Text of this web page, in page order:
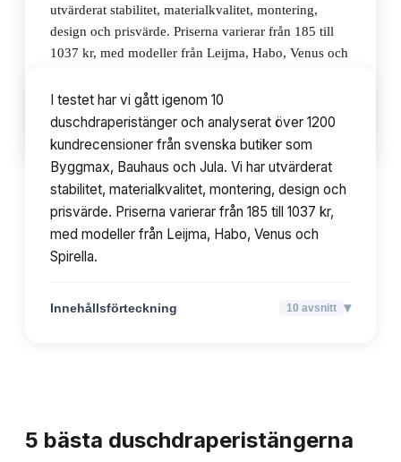
utvärderat stabilitet, materialkvalitet, montering,
design och prisvärde. Priserna varierar från 185 till
1037 kr, med modeller från Leijma, Habo, Venus och
Innehållsförteckning 10avsnitt
I testet har vi gått igenom 10
duschdraperistänger och analyserat över 1200
kundrecensioner från svenska butiker som
Byggmax, Bauhaus och Jula. Vi har utvärderat
stabilitet, materialkvalitet, montering, design och
prisvärde. Priserna varierar från 185 till 1037 kr,
med modeller från Leijma, Habo, Venus och
Spirella.
Innehållsförteckning 10 avsnitt ▾
5 bästa duschdraperistängerna